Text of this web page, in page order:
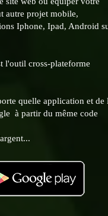
autre projet mobile,
Iphone, Ipad, Android
l'outil cross-plateforme
quelle application et de
à partir du même code